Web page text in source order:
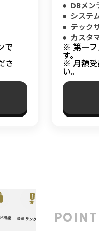
で
さ
DBメン
システ
テック
カスタ
※ 第一フ
す。
※ 月額受
い。
POINT